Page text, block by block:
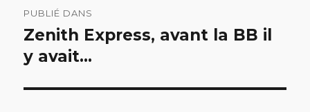
de
l’article
PUBLIÉ DANS
Zenith Express, avant la BB il
y avait…